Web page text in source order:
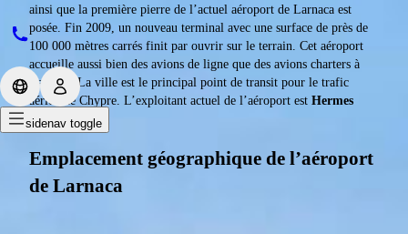
sidenav toggle
ainsi que la première pierre de l’actuel aéroport de Larnaca est
posée. Fin 2009, un nouveau terminal avec une surface de près de
100 000 mètres carrés finit par ouvrir sur le terrain. Cet aéroport
accueille aussi bien des avions de ligne que des avions charters à
Larnaca. La ville est le principal point de transit pour le trafic
aérien de Chypre. L’exploitant actuel de l’aéroport est Hermes
Airports Ltd.
Emplacement géographique de l’aéroport
de Larnaca